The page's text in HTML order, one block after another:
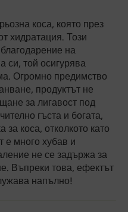
коса, която през
хидратация. Този
на
си, той осигурява
Огромно предимство
продуктът не
за лигавост под
гъста и богата,
коса, отколкото като
е много хубав и
не се задържа за
Въпреки това, ефектът
напълно!